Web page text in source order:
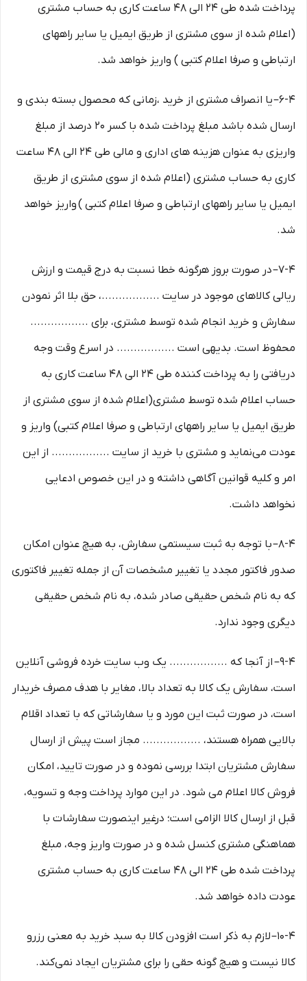
پرداخت شده طی ۲۴ الی ۴۸ ساعت کاری به حساب مشتری
(اعلام شده از سوی مشتری از طریق ایمیل یا سایر راههای
ارتباطی و صرفا اعلام کتبی ) واریز خواهد شد.
6-۴– یا انصراف مشتری از خرید ،زمانی که محصول بسته بندی و
ارسال شده باشد مبلغ پرداخت شده با کسر ۲۰ درصد از مبلغ
واریزی به عنوان هزینه های اداری و مالی طی ۲۴ الی ۴۸ ساعت
کاری به حساب مشتری (اعلام شده از سوی مشتری از طریق
ایمیل یا سایر راههای ارتباطی و صرفا اعلام کتبی ) واریز خواهد
شد.
7-۴– در صورت بروز هرگونه خطا نسبت به درج قیمت و ارزش
ریالی کالاهای موجود در سایت .................، حق بلا اثر نمودن
سفارش و خرید انجام شده توسط مشتری، برای .................
محفوظ است. بدیهی است ................. در اسرع وقت وجه
دریافتی را به پرداخت کننده طی ۲۴ الی ۴۸ ساعت کاری به
حساب اعلام شده توسط مشتری(اعلام شده از سوی مشتری از
طریق ایمیل یا سایر راههای ارتباطی و صرفا اعلام کتبی) واریز و
عودت می‌نماید و مشتری با خرید از سایت ................. از این
امر و کلیه قوانین آگاهی داشته و در این خصوص ادعایی
نخواهد داشت.
8-۴– با توجه به ثبت سیستمی سفارش، به هیچ عنوان امکان
صدور فاکتور مجدد یا تغییر مشخصات آن از جمله تغییر فاکتوری
که به نام شخص حقیقی صادر شده، به نام شخص حقیقی
دیگری وجود ندارد.
9-۴– از آنجا که ................. یک وب ‌سایت خرده‌ فروشی آنلاین
است، سفارش یک کالا به تعداد بالا، مغایر با هدف مصرف خریدار
است، در صورت ثبت این مورد و یا سفارشاتی که با تعداد اقلام
بالایی همراه هستند، ................. مجاز است پیش از ارسال
سفارش مشتریان ابتدا بررسی نموده و در صورت تایید، امکان
فروش کالا اعلام می شود. در این موارد پرداخت وجه و تسویه،
قبل از ارسال کالا الزامی است؛ درغیر اینصورت سفارشات با
هماهنگی مشتری کنسل شده و در صورت واریز وجه، مبلغ
پرداخت شده طی ۲۴ الی ۴۸ ساعت کاری به حساب مشتری
عودت داده خواهد شد.
10-۴– لازم به ذکر است افزودن کالا به سبد خرید به معنی رزرو
کالا نیست و هیچ گونه حقی را برای مشتریان ایجاد نمی‌کند.